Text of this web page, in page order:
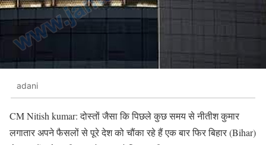
adani
CM Nitish kumar: दोस्तों जैसा कि पिछले कुछ समय से नीतीश कुमार
लगातार अपने फैसलों से पूरे देश को चौंका रहे हैं एक बार फिर बिहार (Bihar)